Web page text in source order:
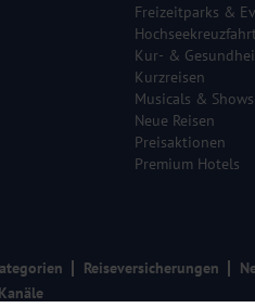
Freizeitparks &
Kur- &
Kurzreisen
Musicals & Shows
Neue Reisen
Preisaktionen
Premium Hotels
Reiseversicherungen